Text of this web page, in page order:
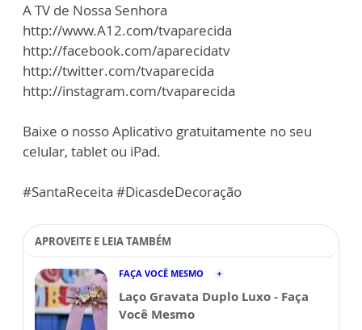
A TV de Nossa Senhora
http://www.A12.com/tvaparecida
http://facebook.com/aparecidatv
http://twitter.com/tvaparecida
http://instagram.com/tvaparecida
Baixe o nosso Aplicativo gratuitamente no seu
celular, tablet ou iPad.
#SantaReceita #DicasdeDecoração
APROVEITE E LEIA TAMBÉM
FAÇA VOCÊ MESMO
Laço Gravata Duplo Luxo - Faça
Você Mesmo